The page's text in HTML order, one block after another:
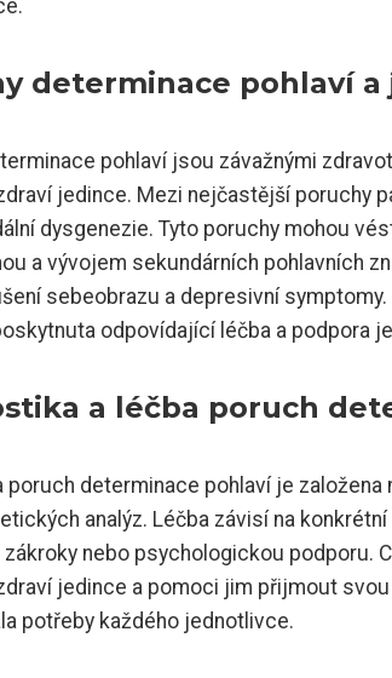
determinace pohlaví
pohlaví jsou závažnými
jedince. Mezi nejčastější poruchy
dysgenezie. Tyto poruchy mohou
a vývojem sekundárních pohlavních
sebeobrazu a depresivní
odpovídající léčba a podpora
a léčba poruch
poruch determinace pohlaví je
analýz. Léčba závisí na
nebo psychologickou podporu.
jedince a pomoci jim přijmout
potřeby každého jednotlivce.